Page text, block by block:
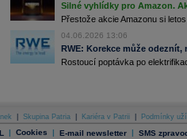
Silné vyhlídky pro Amazon.
Přestože akcie Amazonu si
04.06.2026 13:06
RWE: Korekce může
Rostoucí poptávka po
Skupina Patria Kariéra v Patrii Podmínky
| Cookies | E-mail newsletter | SMS